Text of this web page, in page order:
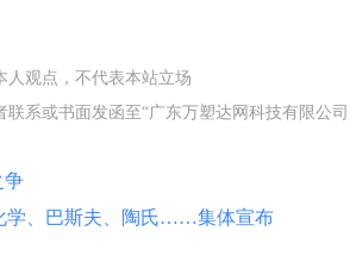
人观点，不代表本站立场
联系或书面发函至“广东万塑达网科技有限公
争
学、巴斯夫、陶氏……集体宣布